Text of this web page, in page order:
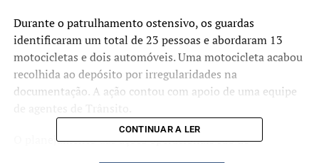
Durante o patrulhamento ostensivo, os guardas
identificaram um total de 23 pessoas e abordaram 13
motocicletas e dois automóveis. Uma motocicleta acabou
recolhida ao depósito por irregularidades na
documentação. A ação contou com apoio de uma equipe
O planejamento das ações operacionais são de
CONTINUAR A LER